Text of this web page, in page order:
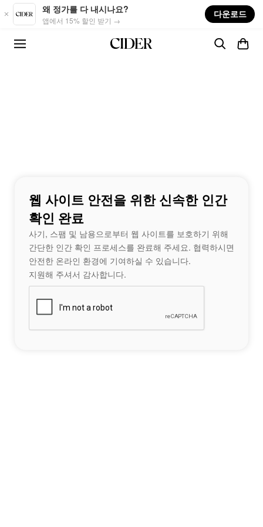
Skip to main content
왜 정가를 다 내시나요?
앱에서 15% 할인 받기 →
다운로드
웹 사이트 안전을 위한 신속한 인간
확인 완료
사기, 스팸 및 남용으로부터 웹 사이트를 보호하기 위해
간단한 인간 확인 프로세스를 완료해 주세요. 협력하시면
안전한 온라인 환경에 기여하실 수 있습니다.
지원해 주셔서 감사합니다.